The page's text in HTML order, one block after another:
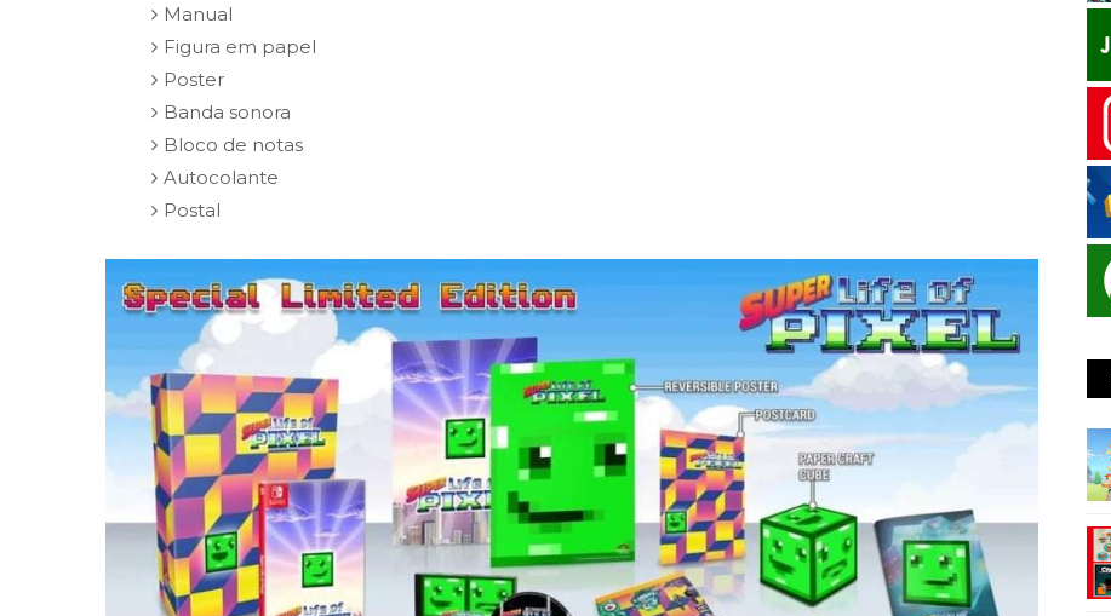
Manual
Figura em papel
Poster
Banda sonora
Bloco de notas
Autocolante
Postal